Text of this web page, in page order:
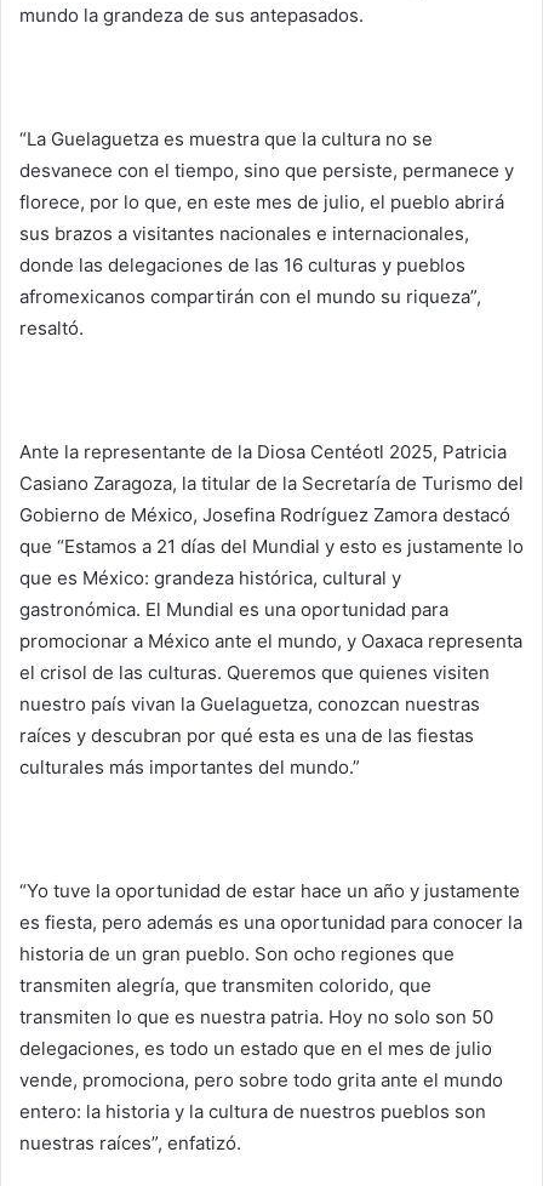
mundo la grandeza de sus antepasados.
“La Guelaguetza es muestra que la cultura no se
desvanece con el tiempo, sino que persiste, permanece y
florece, por lo que, en este mes de julio, el pueblo abrirá
sus brazos a visitantes nacionales e internacionales,
donde las delegaciones de las 16 culturas y pueblos
afromexicanos compartirán con el mundo su riqueza”,
resaltó.
Ante la representante de la Diosa Centéotl 2025, Patricia
Casiano Zaragoza, la titular de la Secretaría de Turismo del
Gobierno de México, Josefina Rodríguez Zamora destacó
que “Estamos a 21 días del Mundial y esto es justamente lo
que es México: grandeza histórica, cultural y
gastronómica. El Mundial es una oportunidad para
promocionar a México ante el mundo, y Oaxaca representa
el crisol de las culturas. Queremos que quienes visiten
nuestro país vivan la Guelaguetza, conozcan nuestras
raíces y descubran por qué esta es una de las fiestas
culturales más importantes del mundo.”
“Yo tuve la oportunidad de estar hace un año y justamente
es fiesta, pero además es una oportunidad para conocer la
historia de un gran pueblo. Son ocho regiones que
transmiten alegría, que transmiten colorido, que
transmiten lo que es nuestra patria. Hoy no solo son 50
delegaciones, es todo un estado que en el mes de julio
vende, promociona, pero sobre todo grita ante el mundo
entero: la historia y la cultura de nuestros pueblos son
nuestras raíces”, enfatizó.